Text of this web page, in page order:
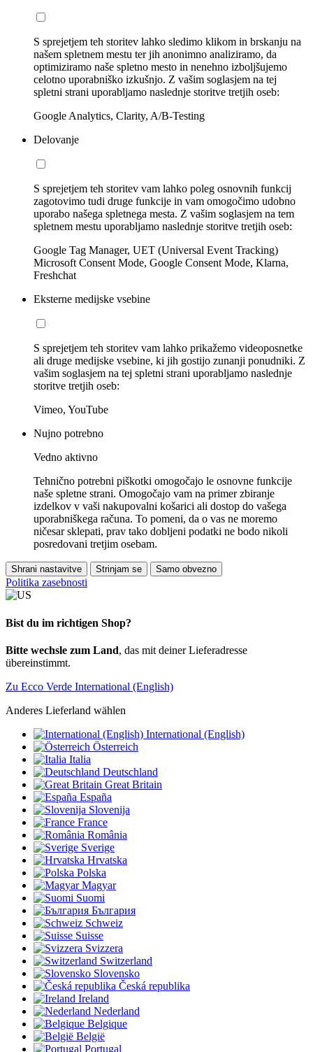
S sprejetjem teh storitev lahko sledimo klikom in brskanju na
našem spletnem mestu ter jih anonimno analiziramo, da
optimiziramo naše spletno mesto in nenehno izboljšujemo
celotno uporabniško izkušnjo. Z vašim soglasjem na tej
spletni strani uporabljamo naslednje storitve tretjih oseb:
Google Analytics, Clarity, A/B-Testing
Delovanje
S sprejetjem teh storitev vam lahko poleg osnovnih funkcij
zagotovimo tudi druge funkcije in vam omogočimo udobno
uporabo našega spletnega mesta. Z vašim soglasjem na tem
spletnem mestu uporabljamo naslednje storitve tretjih oseb:
Google Tag Manager, UET (Universal Event Tracking)
Microsoft Consent Mode, Google Consent Mode, Klarna,
Freshchat
Eksterne medijske vsebine
S sprejetjem teh storitev vam lahko prikažemo videoposnetke
ali druge medijske vsebine, ki jih gostijo zunanji ponudniki. Z
vašim soglasjem na tej spletni strani uporabljamo naslednje
storitve tretjih oseb:
Vimeo, YouTube
Nujno potrebno
Vedno aktivno
Tehnično potrebni piškotki omogočajo le osnovne funkcije
naše spletne strani. Omogočajo vam na primer zbiranje
izdelkov v vaši nakupovalni košarici ali dostop do vašega
uporabniškega računa. To pomeni, da o vas ne moremo
ničesar sklepati, prav tako dobljeni podatki ne bodo nikoli
posredovani tretjim osebam.
Shrani nastavitve Strinjam se Samo obvezno
Politika zasebnosti
Bist du im richtigen Shop?
Bitte wechsle zum Land, das mit deiner Lieferadresse
übereinstimmt.
Zu Ecco Verde International (English)
Anderes Lieferland wählen
International (English)
Österreich
Italia
Deutschland
Great Britain
España
Slovenija
France
România
Sverige
Hrvatska
Polska
Magyar
Suomi
България
Schweiz
Suisse
Svizzera
Switzerland
Slovensko
Česká republika
Ireland
Nederland
Belgique
België
Portugal